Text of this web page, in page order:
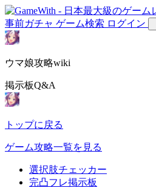
事前ガチャ ゲーム検索 ログイン
ウマ娘攻略wiki
掲示板Q&A
トップに戻る
ゲーム攻略一覧を見る
選択肢チェッカー
完凸フレ掲示板